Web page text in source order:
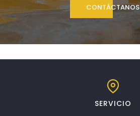
CONTÁCTANOS
SERVICIO